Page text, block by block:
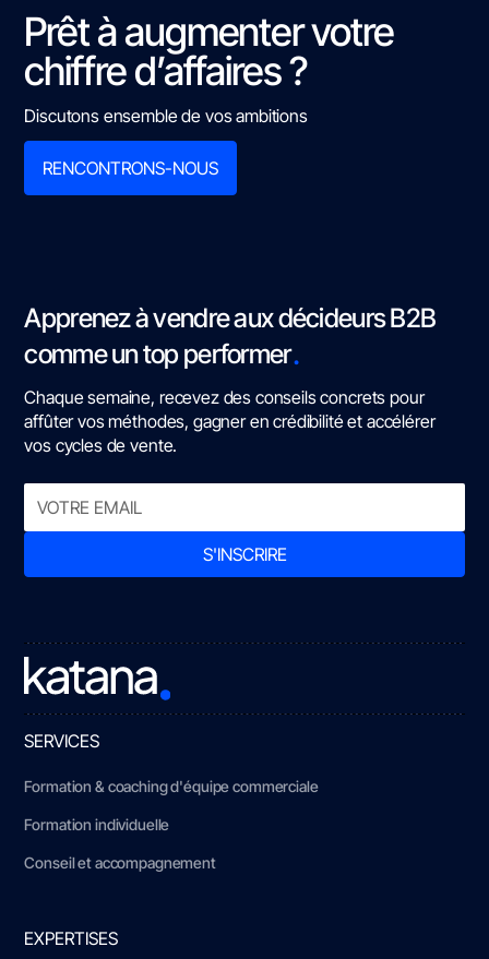
Prêt à augmenter votre
chiffre d’affaires ?
Discutons ensemble de vos ambitions
RENCONTRONS-NOUS
Apprenez à vendre aux décideurs B2B
comme un top performer.
Chaque semaine, recevez des conseils concrets pour
affûter vos méthodes, gagner en crédibilité et accélérer
vos cycles de vente.
SERVICES
Formation & coaching d'équipe commerciale
Formation individuelle
Conseil et accompagnement
EXPERTISES